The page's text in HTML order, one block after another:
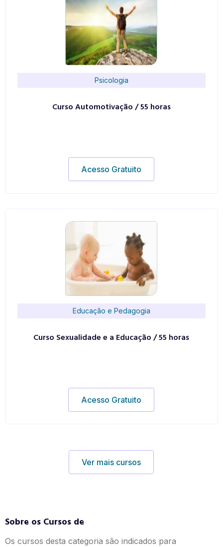
Psicologia
Curso Automotivação / 55 horas
Acesso Gratuito
Educação e Pedagogia
Curso Sexualidade e a Educação / 55 horas
Acesso Gratuito
Ver mais cursos
Sobre os Cursos de
Os cursos desta categoria são indicados para